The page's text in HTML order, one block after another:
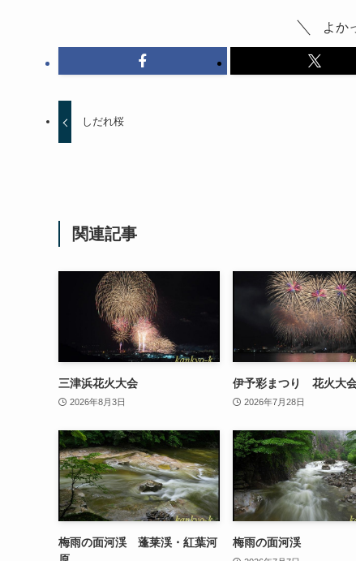
よか
しだれ桜
関連記事
三津浜花火大会
2026年8月3日
伊予彩まつり 花火大
2026年7月28日
梅雨の面河渓 蓬莱渓・紅葉河
梅雨の面河渓